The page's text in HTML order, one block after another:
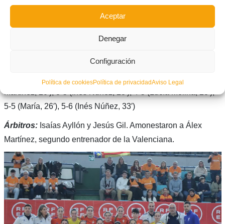
Aceptar
Denegar
Configuración
Política de cookiesPolítica de privacidadAviso Legal
jugaronn Catalina Cruz, Ana Muñoz, Vera Sáez, Paola Soria,
1-0 (Melissa, 2′), 1-1 (Iztiar, 4′), 1-2 (Vera, 5′), 2-2
(Melissa, 6′), 2-3 (Inés Núñez, 9′), 2-4 (Vera, 16′), 3-4 (Lucía
Martínez, 20′), 3-5 (Inés Núñez, 23′), 4-5 (Lucía Molina, 23′),
5-5 (María, 26′), 5-6 (Inés Núñez, 33′)
Árbitros:Isaías Ayllón y Jesús Gil. Amonestaron a Álex
Martínez, segundo entrenador de la Valenciana.